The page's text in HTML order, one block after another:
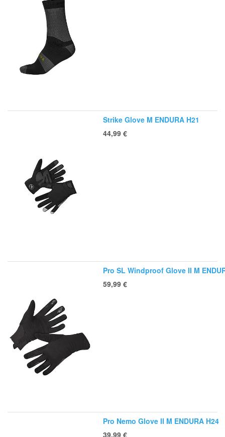
Strike Glove M ENDURA H21
44,99 €
Pro SL Windproof Glove II M
59,99 €
Pro Nemo Glove II M ENDURA H24
39,99 €